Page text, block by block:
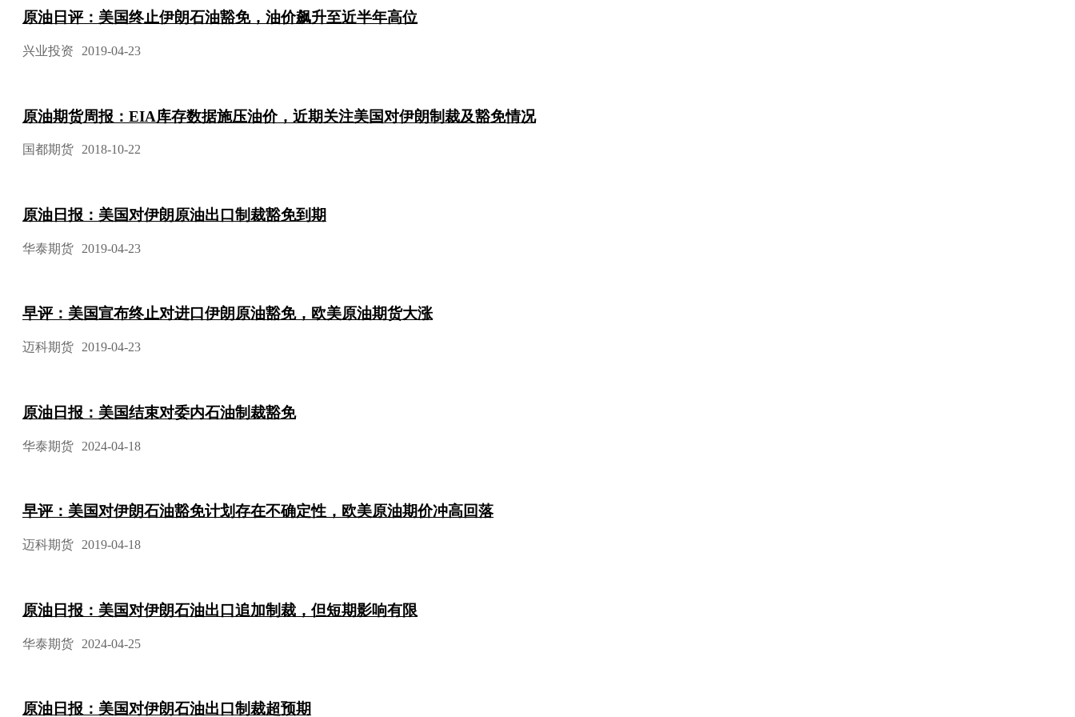
原油日评：美国终止伊朗石油豁免，油价飙升至近半年高位
兴业投资 2019-04-23
原油期货周报：EIA库存数据施压油价，近期关注美国对伊朗制裁及豁免情况
国都期货 2018-10-22
原油日报：美国对伊朗原油出口制裁豁免到期
华泰期货 2019-04-23
早评：美国宣布终止对进口伊朗原油豁免，欧美原油期货大涨
迈科期货 2019-04-23
原油日报：美国结束对委内石油制裁豁免
华泰期货 2024-04-18
早评：美国对伊朗石油豁免计划存在不确定性，欧美原油期价冲高回落
迈科期货 2019-04-18
原油日报：美国对伊朗石油出口追加制裁，但短期影响有限
华泰期货 2024-04-25
原油日报：美国对伊朗石油出口制裁超预期